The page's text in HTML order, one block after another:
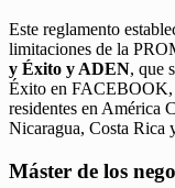
Este reglamento
limitaciones de la
y Éxito y ADEN, que
Éxito en
residentes en América
Nicaragua, Costa Rica
Máster de los